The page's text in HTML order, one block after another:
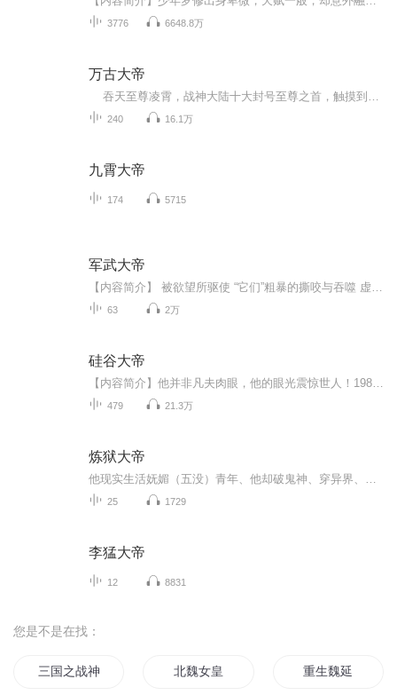
3776 6648.8万
万古大帝
240 16.1万
九霄大帝
174 5715
军武大帝
63 2万
硅谷大帝
479 21.3万
炼狱大帝
25 1729
李猛大帝
12 8831
您是不是在找：
三国之战神魏延 北魏女皇 重生魏延